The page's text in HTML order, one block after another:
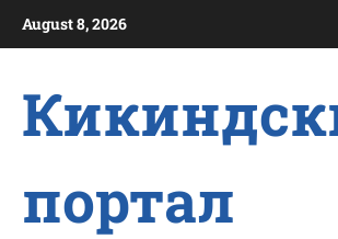
August 8, 2026
портал